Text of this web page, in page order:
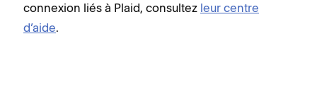
connexion liés à Plaid, consultez leur centre
d’aide.